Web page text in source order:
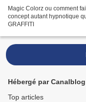
Magic Colorz ou comment
concept autant hypnotique
GRAFFITI
Hébergé par Canalblog
Top articles